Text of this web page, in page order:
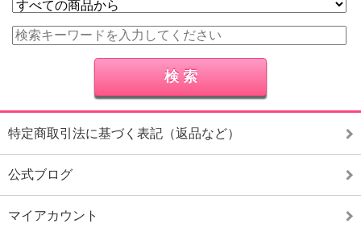
特定商取引法に基づく表記（返品など）
公式ブログ
マイアカウント